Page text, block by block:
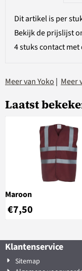
Dit artikel is per
Bekijk de prijslijst
4 stuks contact
Meer van Yoko | Meer
Laatst
Maroon
€7,50
Klantenservice
Sitemap